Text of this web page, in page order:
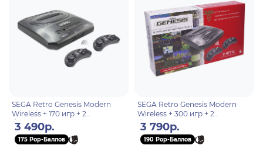
SEGA Retro Genesis Modern
Wireless + 170 игр + 2
беспроводных джойстика
2.4ГГц
3 490р.
175 Pop-Баллов
SEGA Retro Genesis Modern
Wireless + 300 игр + 2
беспроводных джойстика
2.4ГГц
3 790р.
190 Pop-Баллов